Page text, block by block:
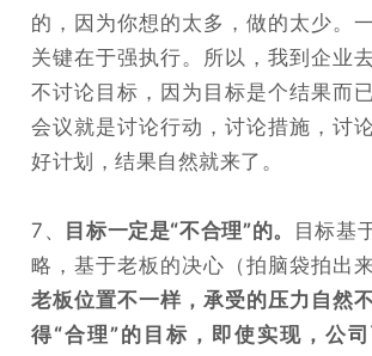
的，因为你想的太多，做的太少。
关键在于强执行。所以，我到企业
不讨论目标，因为目标是个结果而
会议就是讨论行动，讨论措施，讨
好计划，结果自然就来了。
7、 目标一定是“不合理”的。
目标基
略，基于老板的决心（拍脑袋拍出
老板位置不一样，承受的压力自然
得“合理”的目标，即使实现，公